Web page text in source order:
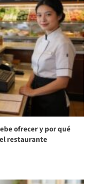
ofrecer y por qué
restaurante